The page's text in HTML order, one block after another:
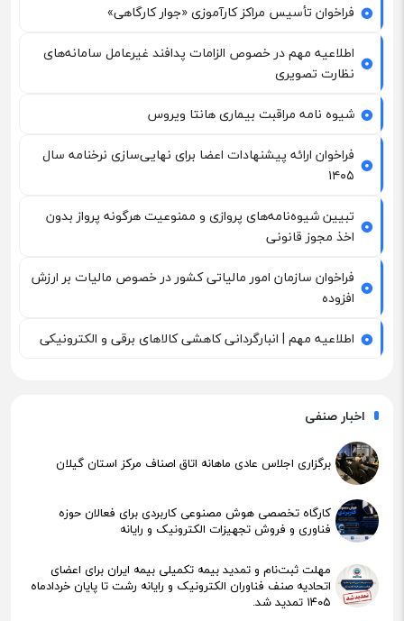
فراخوان تأسیس مراکز کارآموزی «جوار کارگاهی»
اطلاعیه مهم در خصوص الزامات پدافند غیرعامل سامانه‌های
نظارت تصویری
شیوه نامه مراقبت بیماری هانتا ویروس
فراخوان ارائه پیشنهادات اعضا برای نهایی‌سازی نرخنامه سال
۱۴۰۵
تبیین شیوه‌نامه‌های پروازی و ممنوعیت هرگونه پرواز بدون
اخذ مجوز قانونی
فراخوان سازمان امور مالیاتی کشور در خصوص مالیات بر ارزش
افزوده
اطلاعیه مهم | انبارگردانی کاهشی کالاهای برقی و الکترونیکی
اخبار صنفی
برگزاری اجلاس عادی ماهانه اتاق اصناف مرکز استان گیلان
کارگاه تخصصی هوش مصنوعی کاربردی برای فعالان حوزه
فناوری و فروش تجهیزات الکترونیک و رایانه
مهلت ثبت‌نام و تمدید بیمه تکمیلی بیمه ایران برای اعضای
اتحادیه صنف فناوران الکترونیک و رایانه رشت تا پایان خردادماه
۱۴۰۵ تمدید شد.